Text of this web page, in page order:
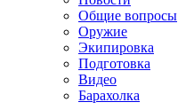
Общие вопросы
Оружие
Экипировка
Подготовка
Видео
Барахолка